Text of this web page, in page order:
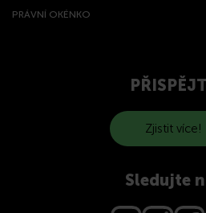
PRÁVNÍ OKÉNKO
Zjistit více!
Sledujte